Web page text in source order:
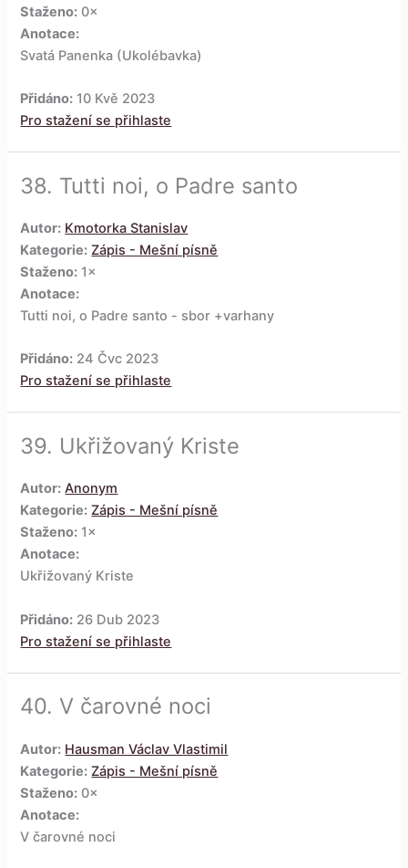
Staženo: 0×
Anotace:
Svatá Panenka (Ukolébavka)
Přidáno: 10 Kvě 2023
Pro stažení se přihlaste
38. Tutti noi, o Padre santo
Autor: Kmotorka Stanislav
Kategorie: Zápis - Mešní písně
Staženo: 1×
Anotace:
Tutti noi, o Padre santo - sbor +varhany
Přidáno: 24 Čvc 2023
Pro stažení se přihlaste
39. Ukřižovaný Kriste
Autor: Anonym
Kategorie: Zápis - Mešní písně
Staženo: 1×
Anotace:
Ukřižovaný Kriste
Přidáno: 26 Dub 2023
Pro stažení se přihlaste
40. V čarovné noci
Autor: Hausman Václav Vlastimil
Kategorie: Zápis - Mešní písně
Staženo: 0×
Anotace:
V čarovné noci